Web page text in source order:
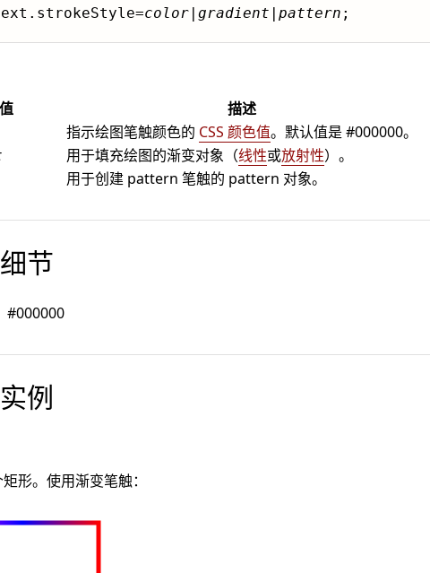
color | gradient | pattern ;
值
描述
指示绘图笔触颜色的 CSS 颜色值。默认值是 #000000。
用于填充绘图的渐变对象（线性或放射性）。
用于创建 pattern 笔触的 pattern 对象。
节
#000000
例
形。使用渐变笔触：